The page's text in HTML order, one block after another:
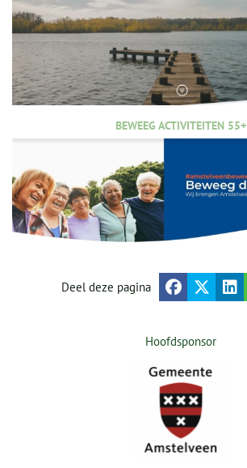
BEWEEG ACTIVITEITEN 55+
Deel deze pagina
Hoofdsponsor